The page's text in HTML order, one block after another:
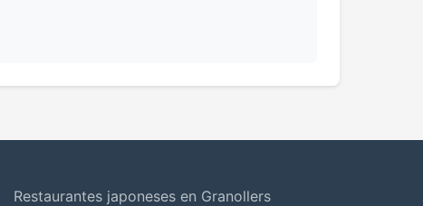
Restaurantes japoneses en Granollers